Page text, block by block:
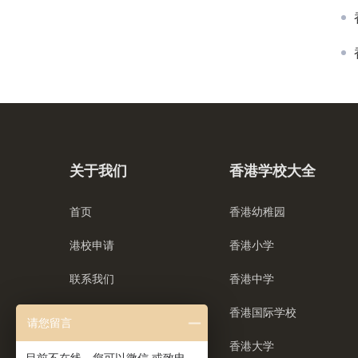
关于我们
首页
港校申请
联系我们
香港学校大全
香港幼稚园
香港小学
香港中学
香港国际学校
香港大学
请您留言